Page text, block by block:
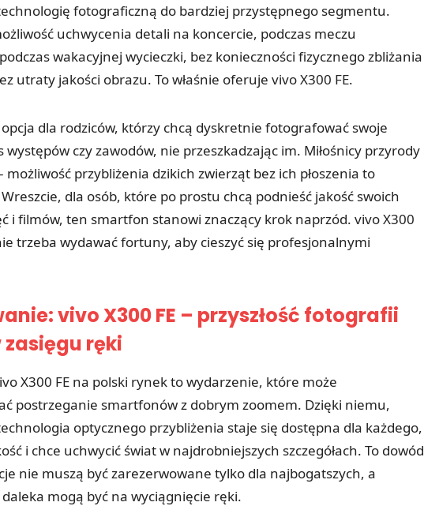
fotograficzną do bardziej przystępnego segmentu.
uchwycenia detali na koncercie, podczas meczu
wakacyjnej wycieczki, bez konieczności fizycznego zbliżania
utraty jakości obrazu. To właśnie oferuje vivo X300 FE.
dla rodziców, którzy chcą dyskretnie fotografować swoje
występów czy zawodów, nie przeszkadzając im. Miłośnicy przyrody
możliwość przybliżenia dzikich zwierząt bez ich płoszenia to
dla osób, które po prostu chcą podnieść jakość swoich
i filmów, ten smartfon stanowi znaczący krok naprzód. vivo X300
trzeba wydawać fortuny, aby cieszyć się profesjonalnymi
vivo X300 FE – przyszłość fotografii
ręki
X300 FE na polski rynek to wydarzenie, które może
postrzeganie smartfonów z dobrym zoomem. Dzięki niemu,
optycznego przybliżenia staje się dostępna dla każdego,
i chce uchwycić świat w najdrobniejszych szczegółach. To dowód
nie muszą być zarezerwowane tylko dla najbogatszych, a
mogą być na wyciągnięcie ręki.